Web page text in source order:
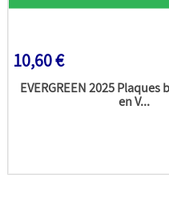
10,60 €
EVERGREEN 2025
en V...